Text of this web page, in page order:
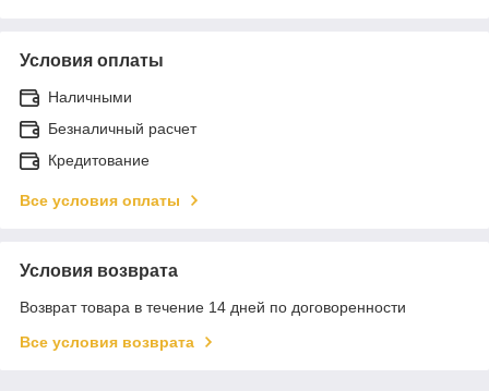
Условия оплаты
Наличными
Безналичный расчет
Кредитование
Все условия оплаты
Условия возврата
Возврат товара в течение 14 дней по договоренности
Все условия возврата